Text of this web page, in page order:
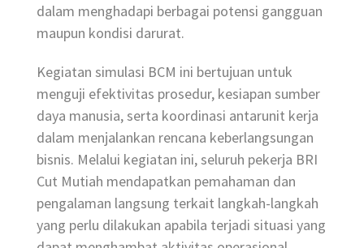
dalam menghadapi berbagai potensi gangguan
maupun kondisi darurat.
Kegiatan simulasi BCM ini bertujuan untuk
menguji efektivitas prosedur, kesiapan sumber
daya manusia, serta koordinasi antarunit kerja
dalam menjalankan rencana keberlangsungan
bisnis. Melalui kegiatan ini, seluruh pekerja BRI
Cut Mutiah mendapatkan pemahaman dan
pengalaman langsung terkait langkah-langkah
yang perlu dilakukan apabila terjadi situasi yang